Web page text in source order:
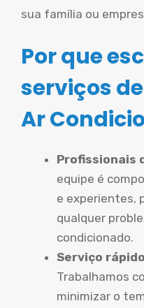
sua família ou
Por que
serviços
Ar
Profissionais
equipe é
e experientes,
qualquer
condicionado.
Serviço
Trabalhamos
minimizar o